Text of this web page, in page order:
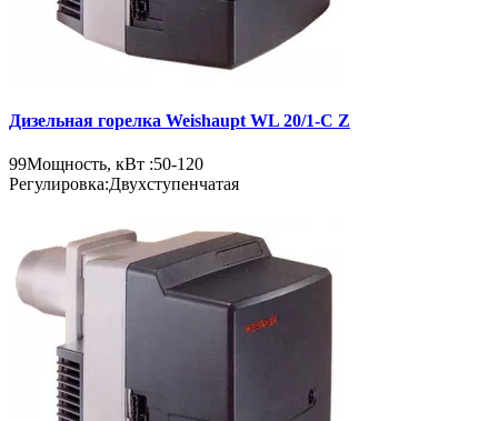
Дизельная горелка Weishaupt WL 20/1-C Z
99Мощность, кВт :50-120
Регулировка:Двухступенчатая